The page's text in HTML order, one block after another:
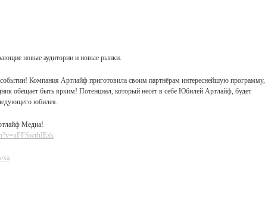
новые аудитории и новые рынки.
Компания Артлайф приготовила своим партнёрам интереснейшую программу,
обещает быть ярким! Потенциал, который несёт в себе Юбилей Артлайф, будет
юбилея.
Медиа!